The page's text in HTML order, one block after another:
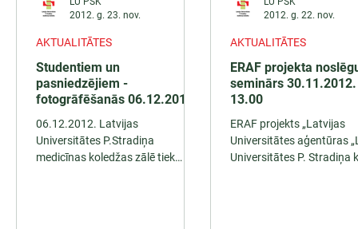
Studentiem un
pasniedzējiem -
fotogrāfēšanās 06.12.2012
06.12.2012. Latvijas
Universitātes P.Stradiņa
medicīnas koledžas zālē tiek
AKTUALITĀTES
2012. g. 23. nov.
ERAF projekta
seminārs
13.00
ERAF projekts „Latvijas
Universitātes aģentūras
Universitātes P. Stradiņa
AKTUALITĀTES
2012. g. 22. nov.